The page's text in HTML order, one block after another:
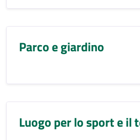
Parco e giardino
Luogo per lo sport e il